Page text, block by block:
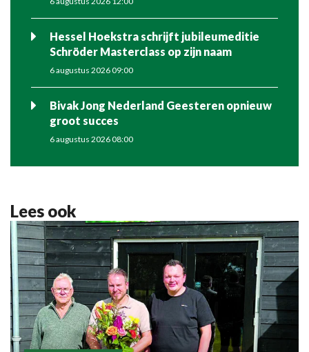
Hessel Hoekstra schrijft jubileumeditie
Schröder Masterclass op zijn naam
6 augustus 2026 09:00
Bivak Jong Nederland Geesteren opnieuw
groot succes
6 augustus 2026 08:00
Lees ook